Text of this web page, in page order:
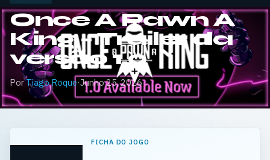
Once A Pawn A
King – Trailer da
versão 1.0
PorTiago Roque·Junho 25, 2026
FICHA DO JOGO